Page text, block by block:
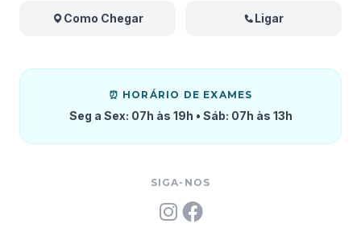
Como Chegar Ligar
⏰ HORÁRIO DE EXAMES
Seg a Sex: 07h às 19h • Sáb: 07h às 13h
SIGA-NOS